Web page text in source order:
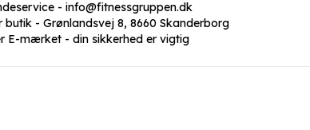
- info@fitnessgruppen.dk
butik - Grønlandsvej 8, 8660 Skanderborg
E-mærket - din sikkerhed er vigtig